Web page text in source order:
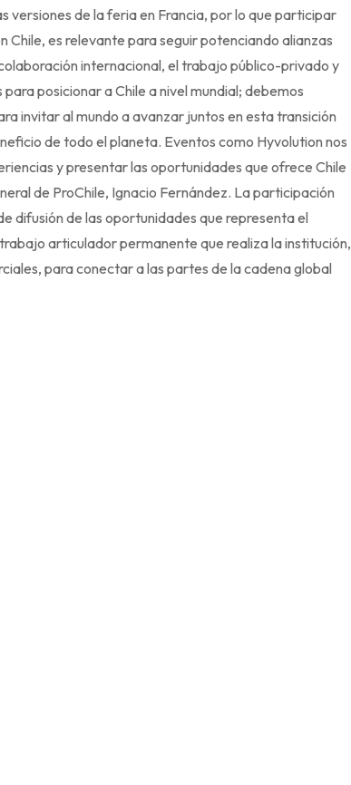
versiones de la feria en Francia, por lo que participar
Chile, es relevante para seguir potenciando alianzas
internacional, el trabajo público-privado y
posicionar a Chile a nivel mundial; debemos
invitar al mundo a avanzar juntos en esta transición
de todo el planeta. Eventos como Hyvolution nos
y presentar las oportunidades que ofrece Chile
de ProChile, Ignacio Fernández. La participación
difusión de las oportunidades que representa el
articulador permanente que realiza la institución,
para conectar a las partes de la cadena global